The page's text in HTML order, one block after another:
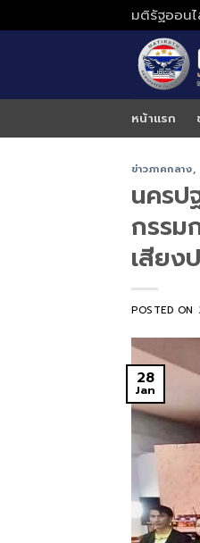
to
มติรัฐออน
หน้าแรก
ข่าวภาคกลาง,
นครป
กรรม
เสียง
POSTED ON
28
Jan